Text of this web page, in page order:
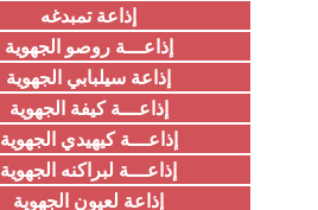
إذاعة تمبدغه
إذاعـــة روصو الجهوية
إذاعة سيلبابي الجهوية
إذاعـــة كيفة الجهوية
إذاعـــة كيهيدي الجهوية
إذاعـــة لبراكنه الجهوية
إذاعة لعيون الجهوية